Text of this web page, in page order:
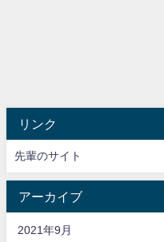
リンク
先輩のサイト
アーカイブ
2021年9月